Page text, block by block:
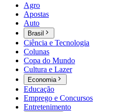
Agro
Apostas
Auto
Brasil
Ciência e Tecnologia
Colunas
Copa do Mundo
Cultura e Lazer
Economia
Educação
Emprego e Concursos
Entretenimento